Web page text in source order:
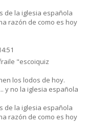
de la iglesia española
razón de como es hoy
"escoiquiz
los lodos de hoy.
y no la iglesia española
de la iglesia española
razón de como es hoy